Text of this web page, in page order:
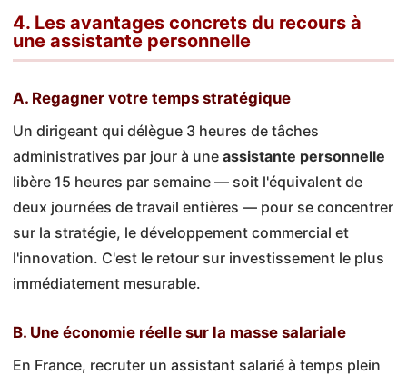
4. Les avantages concrets du recours à
une assistante personnelle
A. Regagner votre temps stratégique
Un dirigeant qui délègue 3 heures de tâches
administratives par jour à une assistante personnelle
libère 15 heures par semaine — soit l'équivalent de
deux journées de travail entières — pour se concentrer
sur la stratégie, le développement commercial et
l'innovation. C'est le retour sur investissement le plus
immédiatement mesurable.
B. Une économie réelle sur la masse salariale
En France, recruter un assistant salarié à temps plein